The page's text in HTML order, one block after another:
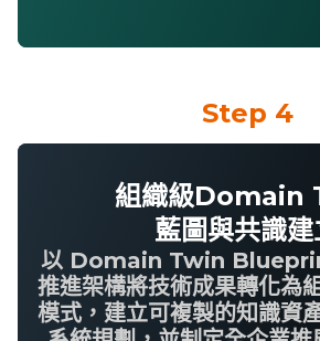
Step 4
組織級Domain
藍圖與共識建
以Domain Twin
推進架構將技術成果轉化為
模式，建立可複製的知識資